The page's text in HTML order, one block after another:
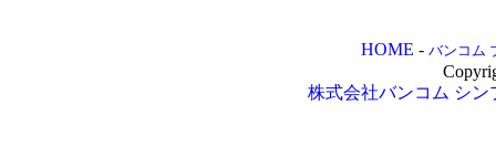
HOME - バンコム
株式会社バンコム シン